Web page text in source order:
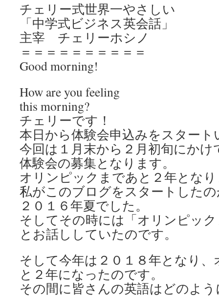
チェリー式世界一やさしい
「中学式ビジネス英会話」
主宰 チェリーホシノ
＝＝＝＝＝＝＝＝＝＝
Good morning!
How are you feeling
this morning?
チェリーです！
本日から体験会申込みをスター
今回は１月末から２月初旬にかけ
体験会の募集となります。
オリンピックまであと２年とな
私がこのブログをスタートした
２０１６年夏でした。
そしてその時には「オリンピッ
とお話ししていたのです。
そして今年は２０１８年となり
と２年になったのです。
その間に皆さんの英語はどのよ